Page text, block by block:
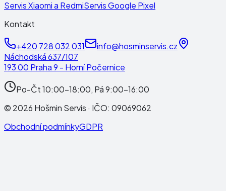
Servis Xiaomi a RedmiServis Google Pixel
Kontakt
+420 728 032 031
info@hosminservis.cz
Náchodská 637/107
193 00 Praha 9 - Horní Počernice
Po-Čt 10:00-18:00, Pá 9:00-16:00
© 2026 Hošmin Servis · IČO: 09069062
Obchodní podmínkyGDPR